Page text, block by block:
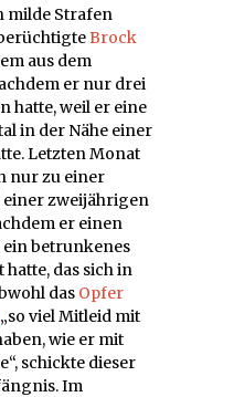
milde Strafen
Brock
aus dem
er nur drei
hatte, weil er eine
in der Nähe einer
Letzten Monat
nur zu einer
zweijährigen
er einen
betrunkenes
das sich in
das Opfer
„so viel Mitleid mit
wie er mit
schickte dieser
Im